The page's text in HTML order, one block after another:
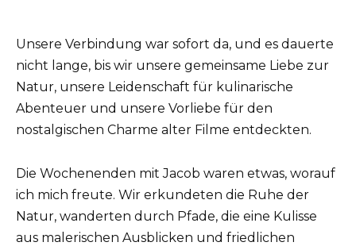
Unsere Verbindung war sofort da, und es dauerte
nicht lange, bis wir unsere gemeinsame Liebe zur
Natur, unsere Leidenschaft für kulinarische
Abenteuer und unsere Vorliebe für den
nostalgischen Charme alter Filme entdeckten.
Die Wochenenden mit Jacob waren etwas, worauf
ich mich freute. Wir erkundeten die Ruhe der
Natur, wanderten durch Pfade, die eine Kulisse
aus malerischen Ausblicken und friedlichen